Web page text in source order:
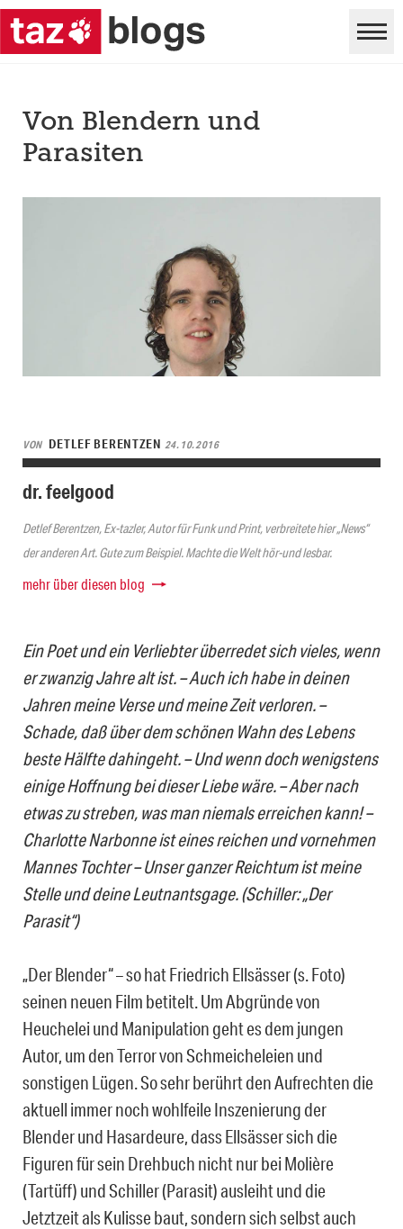
Von Blendern und
Parasiten
VON DETLEF BERENTZEN 24.10.2016
dr. feelgood
Detlef Berentzen, Ex-tazler, Autor für Funk und Print, verbreitete hier „News“
der anderen Art. Gute zum Beispiel. Machte die Welt hör-und lesbar.
mehr über diesen blog
Ein Poet und ein Verliebter überredet sich vieles, wenn
er zwanzig Jahre alt ist. – Auch ich habe in deinen
Jahren meine Verse und meine Zeit verloren. –
Schade, daß über dem schönen Wahn des Lebens
beste Hälfte dahingeht. – Und wenn doch wenigstens
einige Hoffnung bei dieser Liebe wäre. – Aber nach
etwas zu streben, was man niemals erreichen kann! –
Charlotte Narbonne ist eines reichen und vornehmen
Mannes Tochter – Unser ganzer Reichtum ist meine
Stelle und deine Leutnantsgage. (Schiller: „Der
Parasit“)
„Der Blender“ – so hat Friedrich Ellsässer (s. Foto)
seinen neuen Film betitelt. Um Abgründe von
Heuchelei und Manipulation geht es dem jungen
Autor, um den Terror von Schmeicheleien und
sonstigen Lügen. So sehr berührt den Aufrechten die
aktuell immer noch wohlfeile Inszenierung der
Blender und Hasardeure, dass Ellsässer sich die
Figuren für sein Drehbuch nicht nur bei Molière
(Tartüff) und Schiller (Parasit) ausleiht und die
Jetztzeit als Kulisse baut, sondern sich selbst auch